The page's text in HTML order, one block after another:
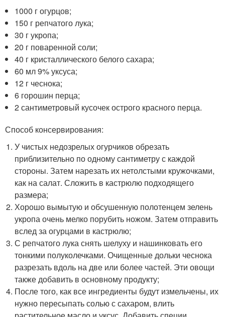
1000 г огурцов;
150 г репчатого лука;
30 г укропа;
20 г поваренной соли;
40 г кристаллического белого сахара;
60 мл 9% уксуса;
12 г чеснока;
6 горошин перца;
2 сантиметровый кусочек острого красного перца.
Способ консервирования:
У чистых недозрелых огурчиков обрезать
приблизительно по одному сантиметру с каждой
стороны. Затем нарезать их нетолстыми кружочками,
как на салат. Сложить в кастрюлю подходящего
размера;
Хорошо вымытую и обсушенную полотенцем зелень
укропа очень мелко порубить ножом. Затем отправить
вслед за огурцами в кастрюлю;
С репчатого лука снять шелуху и нашинковать его
тонкими полуколечками. Очищенные дольки чеснока
разрезать вдоль на две или более частей. Эти овощи
также добавить в основному продукту;
После того, как все ингредиенты будут измельчены, их
нужно пересыпать солью с сахаром, влить